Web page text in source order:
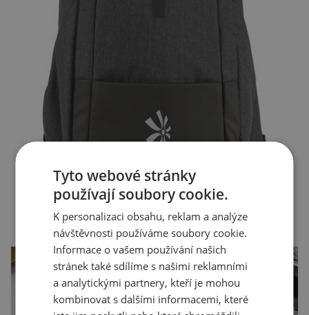
Tyto webové stránky
používají soubory cookie.
K personalizaci obsahu, reklam a analýze
návštěvnosti používáme soubory cookie.
Informace o vašem používání našich
stránek také sdílíme s našimi reklamními
a analytickými partnery, kteří je mohou
kombinovat s dalšími informacemi, které